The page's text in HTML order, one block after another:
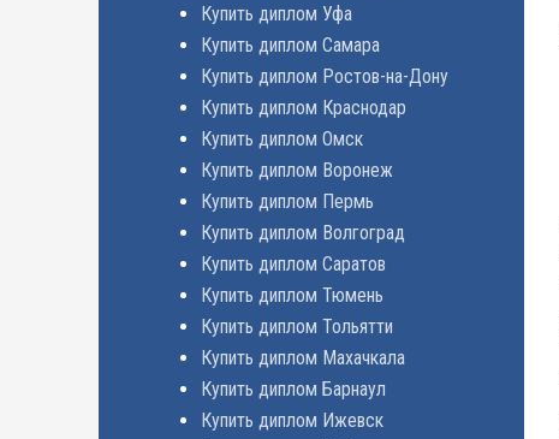
Купить диплом Уфа
Купить диплом Самара
Купить диплом Ростов-на-Дону
Купить диплом Краснодар
Купить диплом Омск
Купить диплом Воронеж
Купить диплом Пермь
Купить диплом Волгоград
Купить диплом Саратов
Купить диплом Тюмень
Купить диплом Тольятти
Купить диплом Махачкала
Купить диплом Барнаул
Купить диплом Ижевск